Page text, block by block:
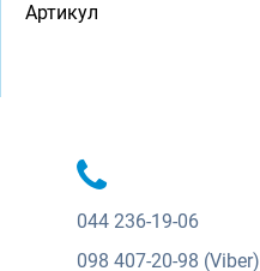
Артикул
044 236-19-06
098 407-20-98 (Viber)